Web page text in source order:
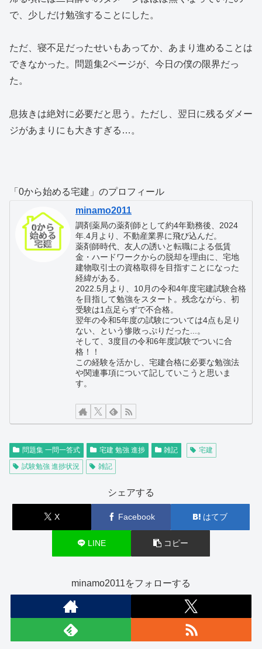
で、少しだけ勉強することにした。
ただ、寝不足だったせいもあってか、あまり進めることは
できなかった。問題集2ページが、今日の僕の限界だっ
た。
息抜きは絶対に必要だと思う。ただし、翌日に残るダメー
ジがあまりにも大きすぎる…。
「0から始める宅建」のプロフィール
minamo2011
調剤薬局の薬剤師として約4年勤務後、2024
年.4月より、不動産業界に飛び込んだ。
薬剤師時代、友人の誘いと転職による低賃
金・ハードワークからの脱却を理由に、宅地
建物取引士の資格取得を目指すことになった
経緯がある。
2022.5月より、10月の令和4年度宅建試験合格
を目指して勉強をスタート。残念ながら、初
受験は1点足らずで不合格。
翌年の令和5年度の試験については4点も足り
ない、という惨敗っぷりだった...。
そして、3度目の令和6年度試験でついに合
格！！
この経験を活かし、宅建合格に必要な勉強法
や関連事項について記していこうと思いま
す。
問題集 一問一答式 宅建 勉強 進捗 雑記
宅建
試験勉強 進捗状況
雑記
シェアする
X Facebook はてブ
LINE コピー
minamo2011をフォローする